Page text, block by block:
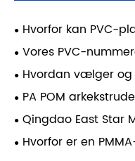
Hvorfor kan PVC-
Den skjulte
​Vores PVC-
idriftsat med
alle specifikationer
Hvordan vælger
PA POM
plastikproduktion
Qingdao East Star
Yemen
Hvorfor er en